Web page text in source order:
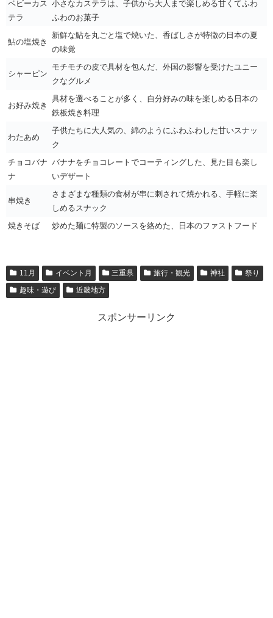
ベビーカス
テラ
小さなカステラは、子供から大人まで楽しめる甘くてふわ
ふわのお菓子
鮎の塩焼き
新鮮な鮎を丸ごと塩で焼いた、香ばしさが特徴の日本の夏
の味覚
シャーピン
モチモチの皮で具材を包んだ、外国の影響を受けたユニー
クなグルメ
お好み焼き
具材を選べることが多く、自分好みの味を楽しめる日本の
鉄板焼き料理
わたあめ
子供たちに大人気の、綿のようにふわふわした甘いスナッ
ク
チョコバナ
ナ
バナナをチョコレートでコーティングした、見た目も楽し
いデザート
串焼き
さまざまな種類の食材が串に刺されて焼かれる、手軽に楽
しめるスナック
焼きそば
炒めた麺に特製のソースを絡めた、日本のファストフード
11月 イベント月 三重県 旅行・観光 神社
祭り
趣味・遊び
近畿地方
スポンサーリンク